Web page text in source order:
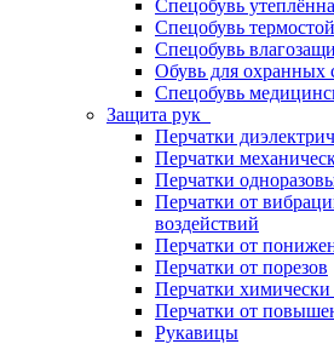
Спецобувь
Спецобувь
Спецобувь
Обувь для охранных
Спецобувь
Защита рук
Перчатки
Перчатки
Перчатки
Перчатки от
воздействий
Перчатки от
Перчатки от порезов
Перчатки химически
Перчатки от
Рукавицы